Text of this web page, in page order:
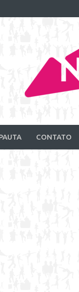
CONTATO